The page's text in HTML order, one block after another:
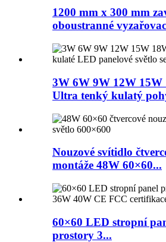
1200 mm x 300 mm
oboustranné
3W 6W 9W 12W 15W
Ultra tenký kulatý
Nouzové svítidlo
montáže 48W 60×60...
60×60 LED stropní
prostory 3...